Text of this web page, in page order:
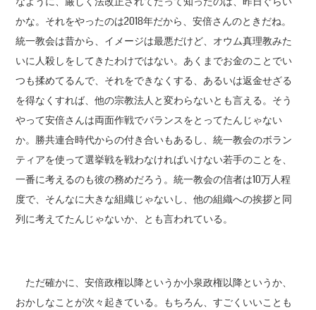
かな。それをやったのは2018年だから、安倍さんのときだね。
統一教会は昔から、イメージは最悪だけど、オウム真理教みた
いに人殺しをしてきたわけではない。あくまでお金のことでい
つも揉めてるんで、それをできなくする、あるいは返金せざる
を得なくすれば、他の宗教法人と変わらないとも言える。そう
やって安倍さんは両面作戦でバランスをとってたんじゃない
か。勝共連合時代からの付き合いもあるし、統一教会のボラン
ティアを使って選挙戦を戦わなければいけない若手のことを、
一番に考えるのも彼の務めだろう。統一教会の信者は10万人程
度で、そんなに大きな組織じゃないし、他の組織への挨拶と同
列に考えてたんじゃないか、とも言われている。
ただ確かに、安倍政権以降というか小泉政権以降というか、
おかしなことが次々起きている。もちろん、すごくいいことも